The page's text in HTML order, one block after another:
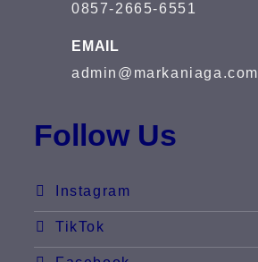
0857-2665-6551
EMAIL
admin@markaniaga.com
Follow Us
Instagram
TikTok